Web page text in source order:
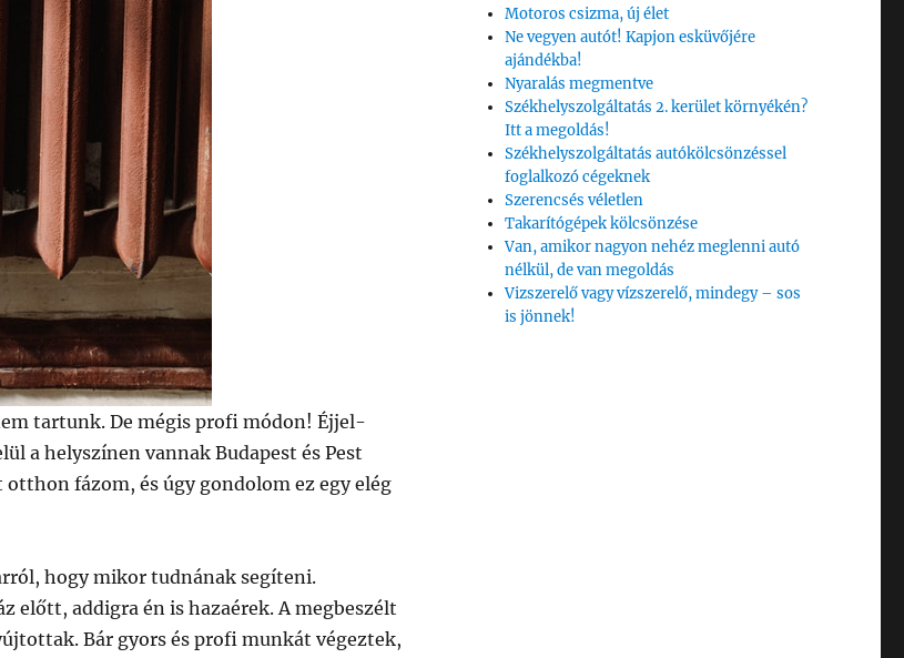
tartunk. De mégis profi módon! Éjjel-
a helyszínen vannak Budapest és Pest
fázom, és úgy gondolom ez egy elég
hogy mikor tudnának segíteni.
előtt, addigra én is hazaérek. A megbeszélt
Bár gyors és profi munkát végeztek,
Motoros csizma, új élet
Ne vegyen autót! Kapjon esküvőjére
ajándékba!
Nyaralás megmentve
Székhelyszolgáltatás 2. kerület környékén?
Itt a megoldás!
Székhelyszolgáltatás autókölcsönzéssel
foglalkozó cégeknek
Szerencsés véletlen
Takarítógépek kölcsönzése
Van, amikor nagyon nehéz meglenni autó
nélkül, de van megoldás
Vizszerelő vagy vízszerelő, mindegy – sos
is jönnek!